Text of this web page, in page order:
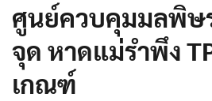
ศูนย์ควบคุมมลพิษ
จุด หาดแม่รำพึง
เกณฑ์